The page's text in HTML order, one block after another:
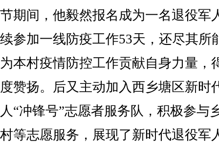
节期间，他毅然报名成为一名退役军
续参加一线防疫工作53天，还尽其所
为本村疫情防控工作贡献自身力量，
度赞扬。后又主动加入西乡塘区新时
人“冲锋号”志愿者服务队，积极参与
村等志愿服务，展现了新时代退役军